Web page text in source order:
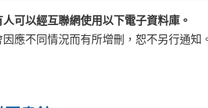
可以經互聯網使用以下電子資料庫。
應不同情況而有所增刪，恕不另行通知